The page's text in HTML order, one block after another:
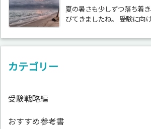
夏の暑さも少しずつ落ち着
びてきましたね。 受験に向
カテゴリー
受験戦略編
おすすめ参考書